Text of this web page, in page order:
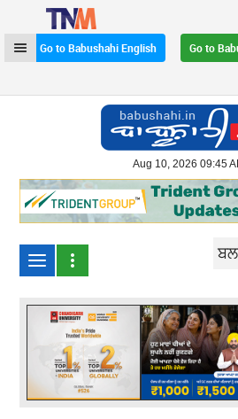
Go to Babushahi English
Go to
Aug 10, 2026 09:45